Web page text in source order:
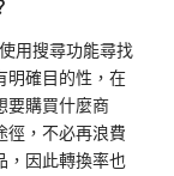
用搜尋功能尋找
明確目的性，在
要購買什麼商
徑，不必再浪費
，因此轉換率也